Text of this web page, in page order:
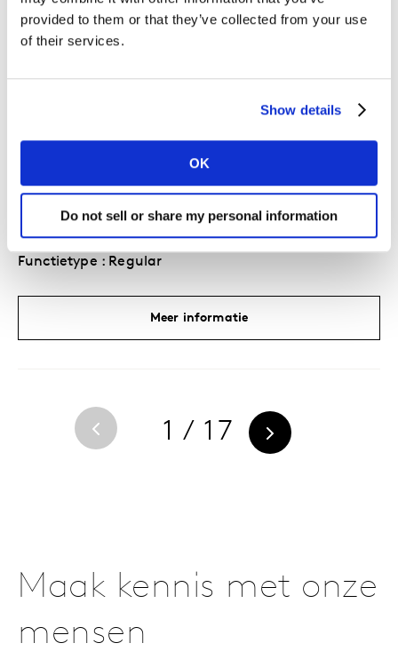
provided to them or that they’ve collected from your use
of their services.
Show details
OK
Do not sell or share my personal information
Vestiging : Buenos Aires, Avenida Santa Fe
Senior Associate
Vestiging : New York, World Trade Center
Functietype : Regular
Meer informatie
1 / 17
Maak kennis met onze
mensen